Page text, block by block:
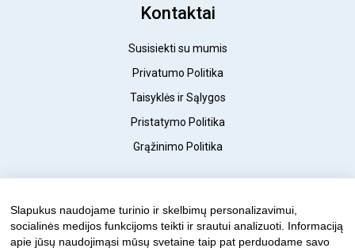
Kontaktai
Susisiekti su mumis
Privatumo Politika
Taisyklės ir Sąlygos
Pristatymo Politika
Grąžinimo Politika
Slapukus naudojame turinio ir skelbimų personalizavimui,
socialinės medijos funkcijoms teikti ir srautui analizuoti. Informaciją
apie jūsų naudojimąsi mūsų svetaine taip pat perduodame savo